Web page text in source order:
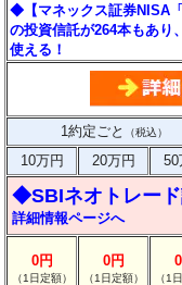
◆【マネックス証券NISA
の投資信託が264本もあり
使える！
1約定ごと （税込）
10万円
20万円 50
◆SBIネオトレード
詳細情報ページへ
0円
（1日定額）
0円
（1日定額） （1